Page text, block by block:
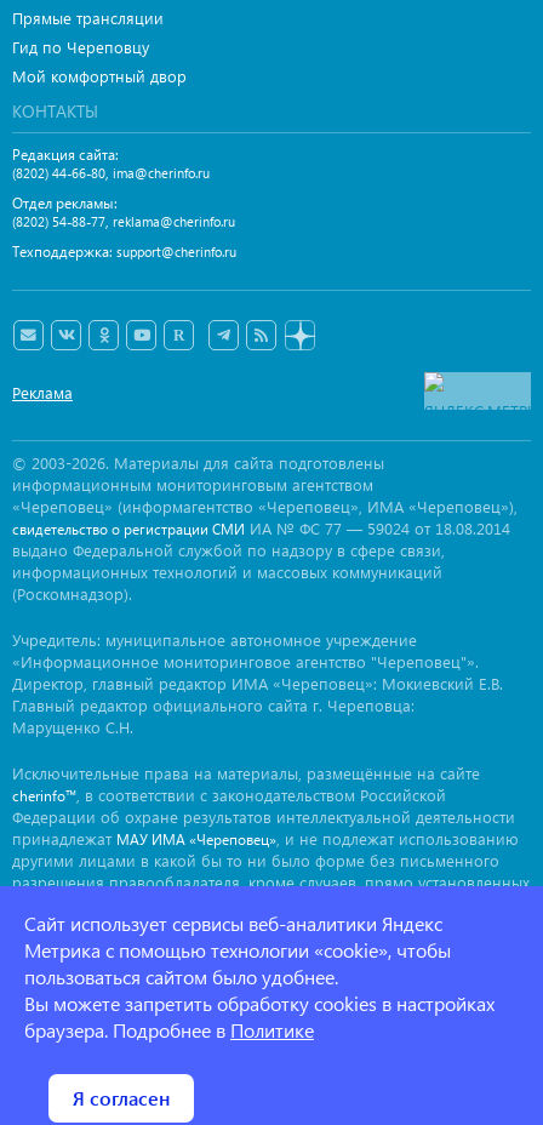
Прямые трансляции
Гид по Череповцу
Мой комфортный двор
КОНТАКТЫ
Редакция сайта:
(8202) 44-66-80, ima@cherinfo.ru
Отдел рекламы:
(8202) 54-88-77, reklama@cherinfo.ru
Техподдержка: support@cherinfo.ru
Реклама
© 2003-2026. Материалы для сайта подготовлены
информационным мониторинговым агентством
«Череповец» (информагентство «Череповец», ИМА «Череповец»),
свидетельство о регистрации СМИ ИА № ФС 77 — 59024 от 18.08.2014
выдано Федеральной службой по надзору в сфере связи,
информационных технологий и массовых коммуникаций
(Роскомнадзор).
Учредитель: муниципальное автономное учреждение
«Информационное мониторинговое агентство "Череповец"».
Директор, главный редактор ИМА «Череповец»: Мокиевский Е.В.
Главный редактор официального сайта г. Череповца:
Марущенко С.Н.
Исключительные права на материалы, размещённые на сайте
cherinfo™ , в соответствии с законодательством Российской
Федерации об охране результатов интеллектуальной деятельности
принадлежат МАУ ИМА «Череповец» , и не подлежат использованию
другими лицами в какой бы то ни было форме без письменного
разрешения правообладателя, кроме случаев, прямо установленных
ima@cherinfo.ru. Мнение авторов может не совпадать с мнением
редакции.
При использовании материалов сайтаcherinfo™
является прямая, открытая для индексации гиперссылка на
страницу, с которой материал заимствован. Гиперссылка должна
размещаться непосредственно в тексте, воспроизводящем
оригинальный материал
Политика конфеденциальности
Сайт использует сервисы веб-аналитики Яндекс
Метрика с помощью технологии «cookie», чтобы
пользоваться сайтом было удобнее.
Вы можете запретить обработку cookies в настройках
браузера. Подробнее в Политике